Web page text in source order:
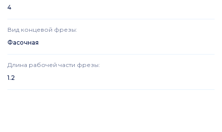
4
Вид концевой фрезы:
Фасочная
Длина рабочей части фрезы:
1.2